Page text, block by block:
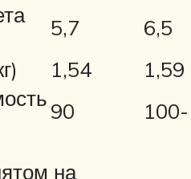
5,7
6,5
1,54
1,59
90
на